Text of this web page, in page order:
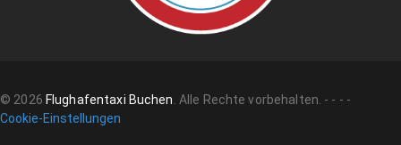
© 2026 Flughafentaxi Buchen. Alle Rechte vorbehalten. - - - -
Cookie-Einstellungen